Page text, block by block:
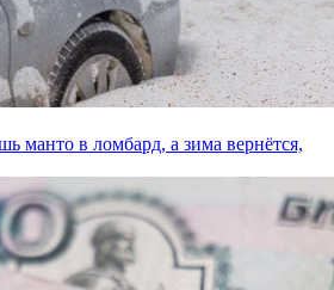
манто в ломбард, а зима вернётся,